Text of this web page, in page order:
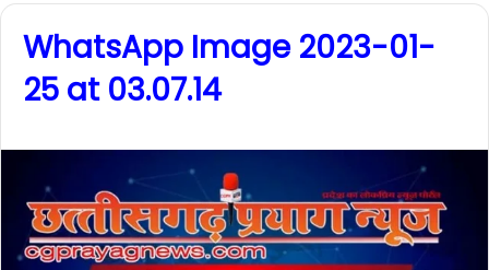
WhatsApp Image 2023-01-
25 at 03.07.14